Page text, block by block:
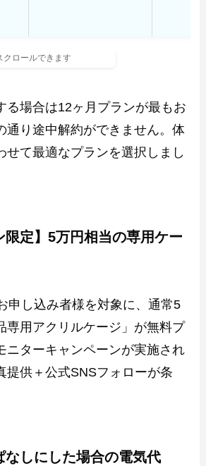
る場合は12ヶ月プランが最もお
通り途中解約ができません。体
せて最適なプランを選択しまし
限定】5万円相当の専用ケー
申し込み者様を対象に、通常5
専用アクリルケージ」が無料プ
ニターキャンペーンが実施され
供＋公式SNSフォローが条
なしにした場合の電気代